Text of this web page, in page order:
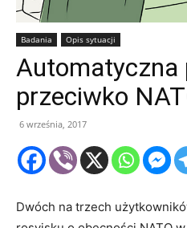
Badania Opis sytuacji
Automatyczna
przeciwko
6 września, 2017
Dwóch na trzech